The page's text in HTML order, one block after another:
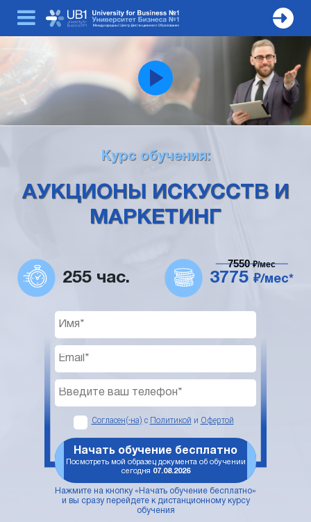
Курс обучения:
АУКЦИОНЫ ИСКУССТВ И
МАРКЕТИНГ
255 час. 3775 ₽/мес*
7550₽/мес
Согласен(-на) с Политикой и Офертой
Начать обучение бесплатно
Посмотреть мой образец документа об обучении
сегодня 07.08.2026
Нажмите на кнопку «Начать обучение бесплатно»
и вы сразу перейдете к дистанционному курсу
обучения